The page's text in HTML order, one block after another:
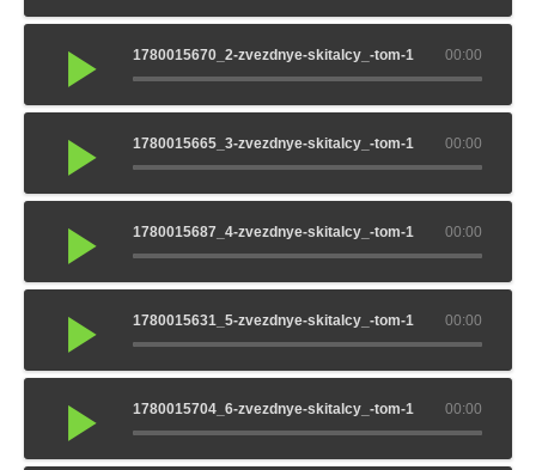
00:00
1780015670_2-zvezdnye-skitalcy_-tom-1
00:00
1780015665_3-zvezdnye-skitalcy_-tom-1
00:00
1780015687_4-zvezdnye-skitalcy_-tom-1
00:00
1780015631_5-zvezdnye-skitalcy_-tom-1
00:00
1780015704_6-zvezdnye-skitalcy_-tom-1